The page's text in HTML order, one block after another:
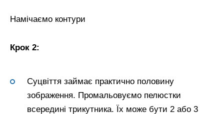
Намічаємо контури
Крок 2:
Суцвіття займає практично половину
зображення. Промальовуємо пелюстки
всередині трикутника. Їх може бути 2 або 3